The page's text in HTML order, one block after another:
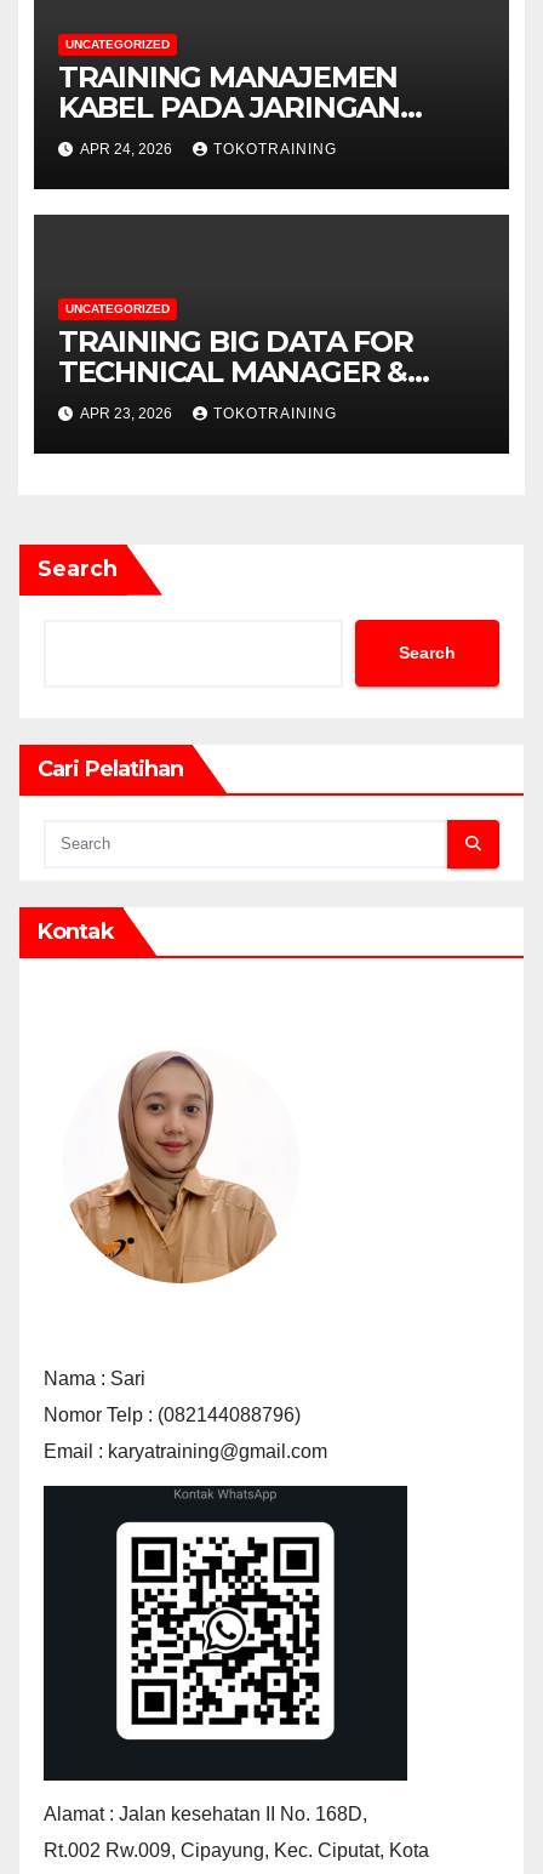
UNCATEGORIZED
TRAINING MANAJEMEN
KABEL PADA JARINGAN
TELEKOMUNIKASI
APR 24, 2026 TOKOTRAINING
UNCATEGORIZED
TRAINING BIG DATA FOR
TECHNICAL MANAGER &
DECISION MAKERS
APR 23, 2026 TOKOTRAINING
Search
Search
Cari Pelatihan
Kontak
Nama : Sari
Nomor Telp : (082144088796)
Email : karyatraining@gmail.com
Alamat : Jalan kesehatan II No. 168D,
Rt.002 Rw.009, Cipayung, Kec. Ciputat, Kota